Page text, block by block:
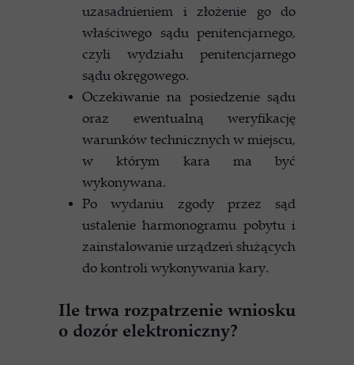
uzasadnieniem i złożenie go do
właściwego sądu penitencjarnego,
czyli wydziału penitencjarnego
sądu okręgowego.
Oczekiwanie na posiedzenie sądu
oraz ewentualną weryfikację
warunków technicznych w miejscu,
w którym kara ma być
wykonywana.
Po wydaniu zgody przez sąd
ustalenie harmonogramu pobytu i
zainstalowanie urządzeń służących
do kontroli wykonywania kary.
Ile trwa rozpatrzenie wniosku
o dozór elektroniczny?